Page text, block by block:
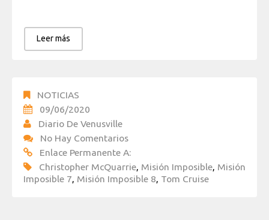
Leer más
NOTICIAS
09/06/2020
Diario De Venusville
No Hay Comentarios
Enlace Permanente A:
Christopher McQuarrie, Misión Imposible, Misión
Imposible 7, Misión Imposible 8, Tom Cruise